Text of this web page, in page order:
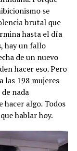
se
brutal que
hasta el día
hay un fallo
de un nuevo
hacer eso. Pero
las 198 mujeres
nada
hacer algo. Todos
hablar hoy.